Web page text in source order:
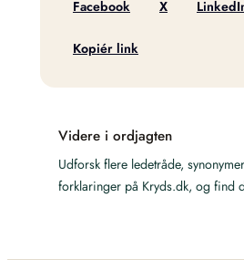
Facebook X
Kopiér link
Videre i ordjagten
Udforsk flere ledetråde,
forklaringer på Kryds.dk, og find